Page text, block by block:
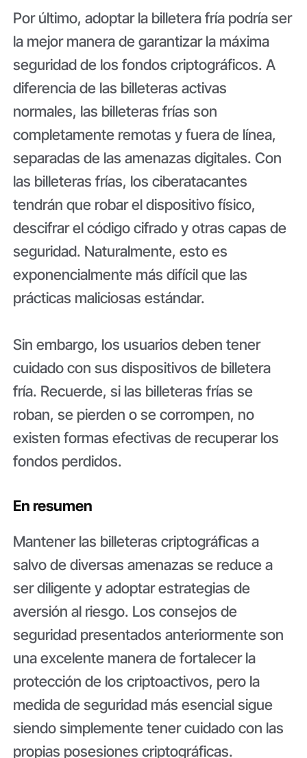
Por último, adoptar la billetera fría podría ser
la mejor manera de garantizar la máxima
seguridad de los fondos criptográficos. A
diferencia de las billeteras activas
normales, las billeteras frías son
completamente remotas y fuera de línea,
separadas de las amenazas digitales. Con
las billeteras frías, los ciberatacantes
tendrán que robar el dispositivo físico,
descifrar el código cifrado y otras capas de
seguridad. Naturalmente, esto es
exponencialmente más difícil que las
prácticas maliciosas estándar.
Sin embargo, los usuarios deben tener
cuidado con sus dispositivos de billetera
fría. Recuerde, si las billeteras frías se
roban, se pierden o se corrompen, no
existen formas efectivas de recuperar los
fondos perdidos.
En resumen
Mantener las billeteras criptográficas a
salvo de diversas amenazas se reduce a
ser diligente y adoptar estrategias de
aversión al riesgo. Los consejos de
seguridad presentados anteriormente son
una excelente manera de fortalecer la
protección de los criptoactivos, pero la
medida de seguridad más esencial sigue
siendo simplemente tener cuidado con las
propias posesiones criptográficas.